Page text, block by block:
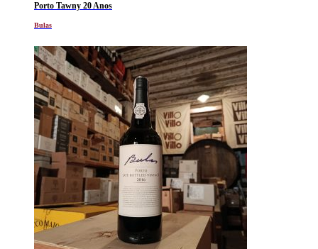
Porto Tawny 20 Anos
Bulas